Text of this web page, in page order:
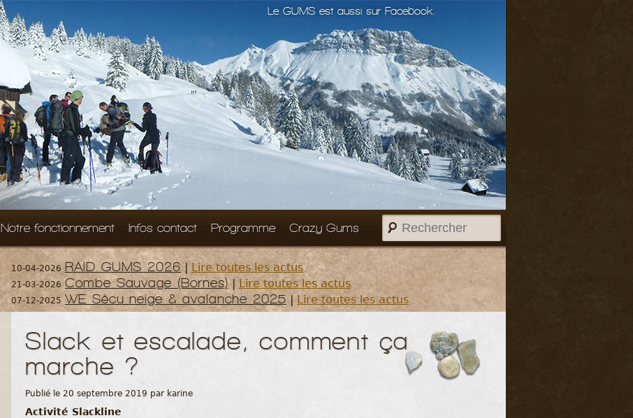
Le GUMS est aussi sur Facebook.
Notre fonctionnement Infos contact Programme Crazy Gums
Rechercher
10-04-2026 RAID GUMS 2026| Lire toutes les actus
21-03-2026 Combe Sauvage (Bornes)| Lire toutes les actus
07-12-2025 WE Sécu neige & avalanche 2025 | Lire toutes les actus
Slack et escalade, comment ça
marche ?
Publié le 20 septembre 2019 par karine
Activité Slackline